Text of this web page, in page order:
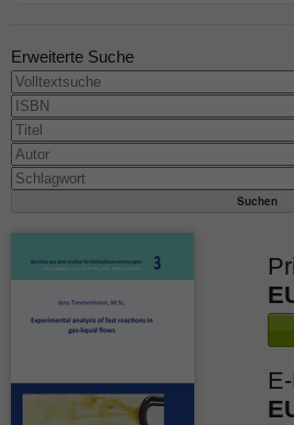
Erweiterte Suche